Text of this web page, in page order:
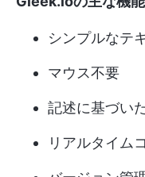
シンプルなテ
マウス不要
記述に基づい
リアルタイム